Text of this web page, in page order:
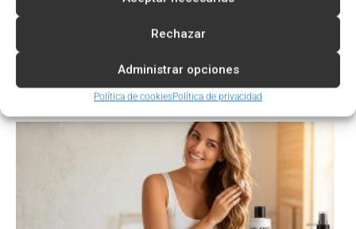
Rechazar
Administrar opciones
Política de cookiesPolítica de privacidad
Beneficios del uso de cosméticos naturales